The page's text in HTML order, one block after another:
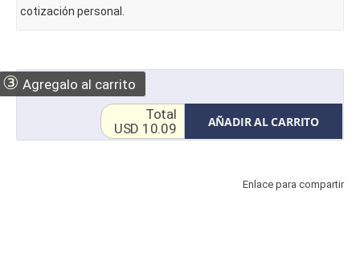
cotización personal.
③ Agregalo al carrito
AÑADIR AL CARRITO
Total
USD 10.09
Enlace para compartir